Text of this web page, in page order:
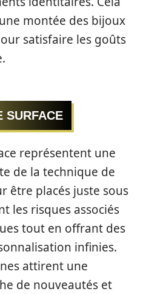
montée des bijoux
satisfaire les goûts
SURFACE
représentent une
de la technique de
être placés juste sous
les risques associés
tout en offrant des
infinies.
attirent une
de nouveautés et